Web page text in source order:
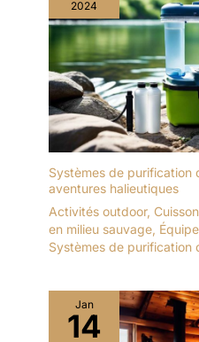
2024
Systèmes de purification
aventures halieutiques
Activités outdoor,
en milieu sauvage,
Systèmes de purification
Jan
14